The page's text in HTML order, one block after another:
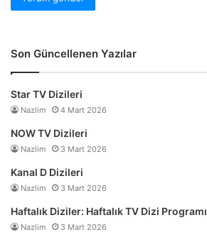
Son Güncellenen Yazılar
Star TV Dizileri
Nazlim 4 Mart 2026
NOW TV Dizileri
Nazlim 3 Mart 2026
Kanal D Dizileri
Nazlim 3 Mart 2026
Haftalık Diziler: Haftalık TV Dizi Programı
Nazlim 3 Mart 2026